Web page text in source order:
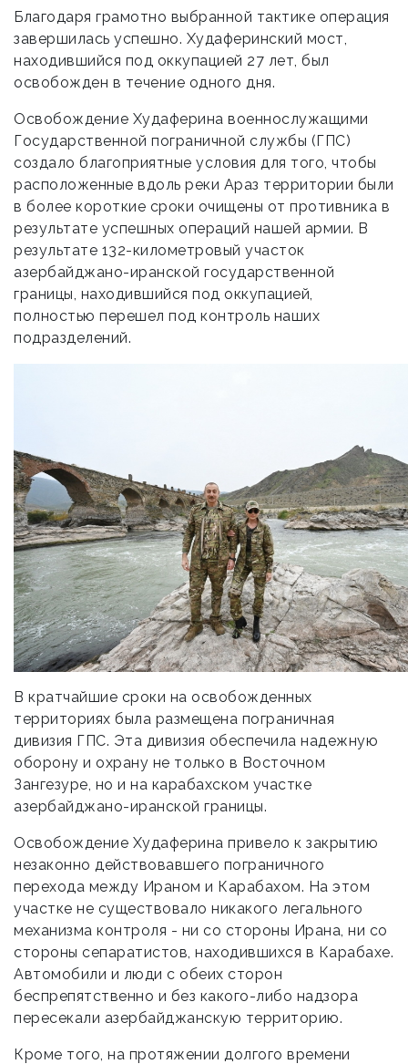
Благодаря грамотно выбранной тактике операция
завершилась успешно. Худаферинский мост,
находившийся под оккупацией 27 лет, был
освобожден в течение одного дня.
Освобождение Худаферина военнослужащими
Государственной пограничной службы (ГПС)
создало благоприятные условия для того, чтобы
расположенные вдоль реки Араз территории были
в более короткие сроки очищены от противника в
результате успешных операций нашей армии. В
результате 132-километровый участок
азербайджано-иранской государственной
границы, находившийся под оккупацией,
полностью перешел под контроль наших
подразделений.
В кратчайшие сроки на освобожденных
территориях была размещена пограничная
дивизия ГПС. Эта дивизия обеспечила надежную
оборону и охрану не только в Восточном
Зангезуре, но и на карабахском участке
азербайджано-иранской границы.
Освобождение Худаферина привело к закрытию
незаконно действовавшего пограничного
перехода между Ираном и Карабахом. На этом
участке не существовало никакого легального
механизма контроля - ни со стороны Ирана, ни со
стороны сепаратистов, находившихся в Карабахе.
Автомобили и люди с обеих сторон
беспрепятственно и без какого-либо надзора
пересекали азербайджанскую территорию.
Кроме того, на протяжении долгого времени